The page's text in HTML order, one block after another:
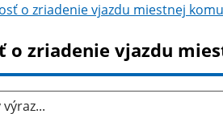
o zriadenie vjazdu miestnej
o zriadenie vjazdu